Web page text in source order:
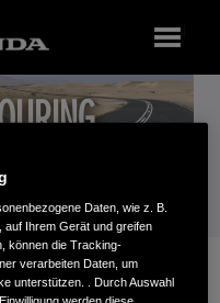
zu entdecken – das
Daten, wie z. B.
auf Ihrem Gerät und greifen
können die Tracking-
verarbeiten Daten, um
unterstützen. . Durch Auswahl